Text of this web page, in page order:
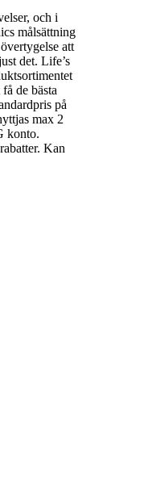
och i
målsättning
att
det. Life’s
de bästa
på
max 2
konto.
Kan